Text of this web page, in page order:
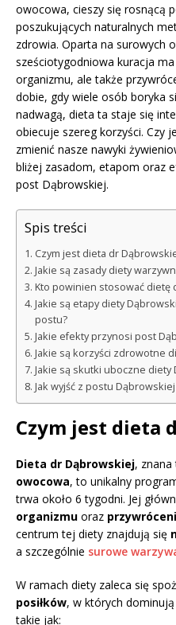
owocowa, cieszy się rosnącą
poszukujących naturalnych
zdrowia. Oparta na surowych
sześciotygodniowa kuracja
organizmu, ale także
dobie, gdy wiele osób boryka
nadwagą, dieta ta staje się
obiecuje szereg korzyści. Czy
zmienić nasze nawyki
bliżej zasadom, etapom oraz
post Dąbrowskiej.
Spis treści
Czym jest dieta dr
Jakie są zasady diety
Kto powinien stosować dietę
Jakie są etapy diety
postu?
Jakie efekty przynosi post
Jakie są korzyści zdrowotne
Jakie są skutki uboczne diety
Jak wyjść z postu
Czym jest dieta
Dieta dr Dąbrowskiej,
owocowa, to unikalny
trwa około 6 tygodni. Jej
organizmu oraz
centrum tej diety znajdują się
a szczególnie surowe
W ramach diety zaleca się
posiłków, w których
takie jak: